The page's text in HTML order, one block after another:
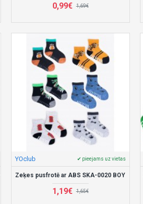
0,99€ 1,69€
YOclub ✔ pieejams uz vietas
Zeķes pusfrotē ar ABS SKA-0020 BOY
1,19€ 1,65€